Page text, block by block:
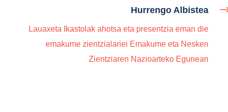
Hurrengo Albistea
Lauaxeta Ikastolak ahotsa eta presentzia eman die
emakume zientzialariei Emakume eta Nesken
Zientziaren Nazioarteko Egunean